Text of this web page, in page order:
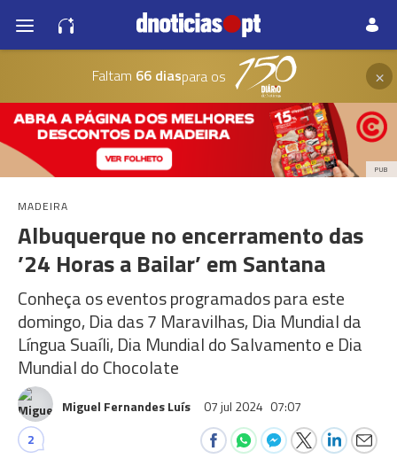
Faltam 66 diaspara os ×
PUB
MADEIRA
Albuquerque no encerramento das
’24 Horas a Bailar’ em Santana
Conheça os eventos programados para este
domingo, Dia das 7 Maravilhas, Dia Mundial da
Língua Suaíli, Dia Mundial do Salvamento e Dia
Mundial do Chocolate
Miguel Fernandes Luís 07 jul 2024 07:07
2